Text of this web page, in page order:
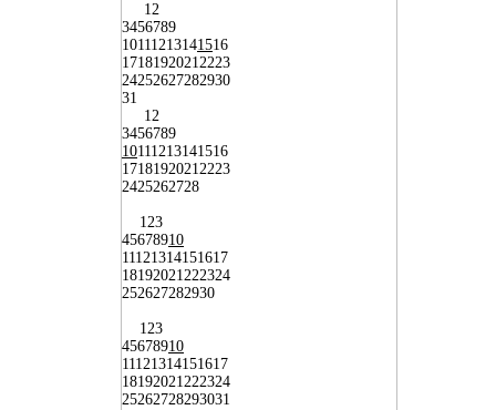
12
3456789
10111213141516
17181920212223
24252627282930
31
12
3456789
10111213141516
17181920212223
2425262728
123
45678910
11121314151617
18192021222324
252627282930
123
45678910
11121314151617
18192021222324
25262728293031